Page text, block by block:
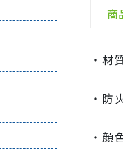
商
‧材
‧防
‧顏